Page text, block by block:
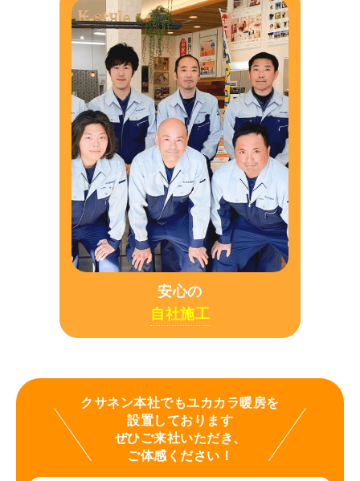
安心の
自社施工
クサネン本社でもユカカラ暖房を
設置しております
ぜひご来社いただき、
ご体感ください！